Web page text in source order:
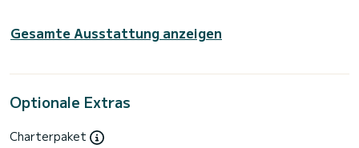
Gesamte Ausstattung anzeigen
Optionale Extras
Charterpaket